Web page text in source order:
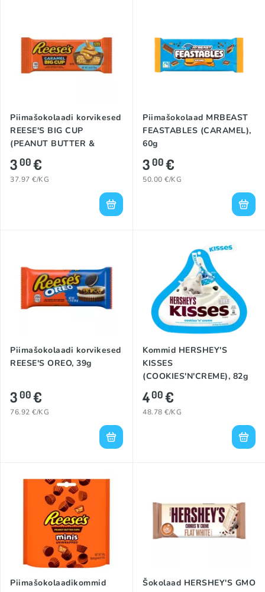
Piimašokolaadi korvikesed
REESE'S BIG CUP
(PEANUT BUTTER &
CARAMEL), 79g
300€
37.97 €/KG
Piimašokolaad MRBEAST
FEASTABLES (CARAMEL),
60g
300€
50.00 €/KG
Piimašokolaadi korvikesed
REESE'S OREO, 39g
300€
76.92 €/KG
Kommid HERSHEY'S
KISSES
(COOKIES'N'CREME), 82g
400€
48.78 €/KG
Piimašokolaadikommid
Šokolaad HERSHEY'S GMO